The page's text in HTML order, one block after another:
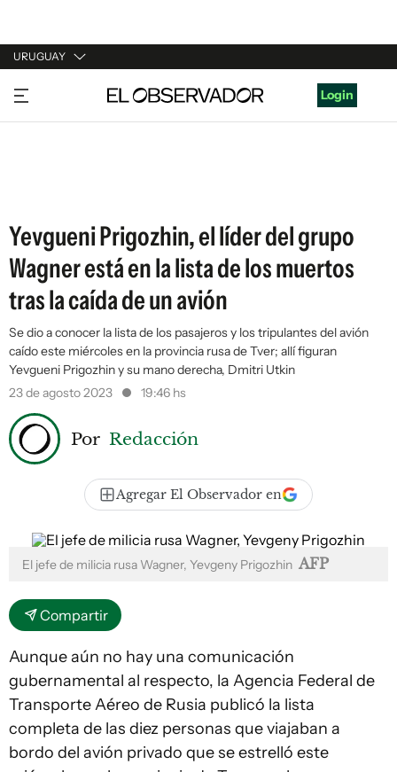
URUGUAY
URUGUAY
ARGENTINA
Login
Yevgueni Prigozhin, el líder del grupo
Wagner está en la lista de los muertos
tras la caída de un avión
Se dio a conocer la lista de los pasajeros y los tripulantes del avión
caído este miércoles en la provincia rusa de Tver; allí figuran
Yevgueni Prigozhin y su mano derecha, Dmitri Utkin
23 de agosto 2023
19:46 hs
Por Redacción
Agregar El Observador en
El jefe de milicia rusa Wagner, Yevgeny Prigozhin AFP
Compartir
Aunque aún no hay una comunicación
gubernamental al respecto, la Agencia Federal de
Transporte Aéreo de Rusia publicó la lista
completa de las diez personas que viajaban a
bordo del avión privado que se estrelló este